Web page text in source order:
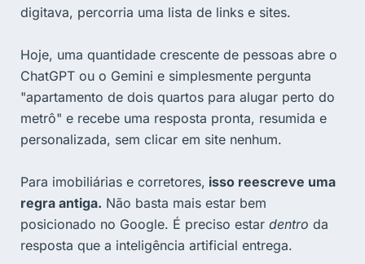
digitava, percorria uma lista de links e sites.
Hoje, uma quantidade crescente de pessoas abre o
ChatGPT ou o Gemini e simplesmente pergunta
"apartamento de dois quartos para alugar perto do
metrô" e recebe uma resposta pronta, resumida e
personalizada, sem clicar em site nenhum.
Para imobiliárias e corretores, isso reescreve uma
regra antiga. Não basta mais estar bem
posicionado no Google. É preciso estar dentro da
resposta que a inteligência artificial entrega.